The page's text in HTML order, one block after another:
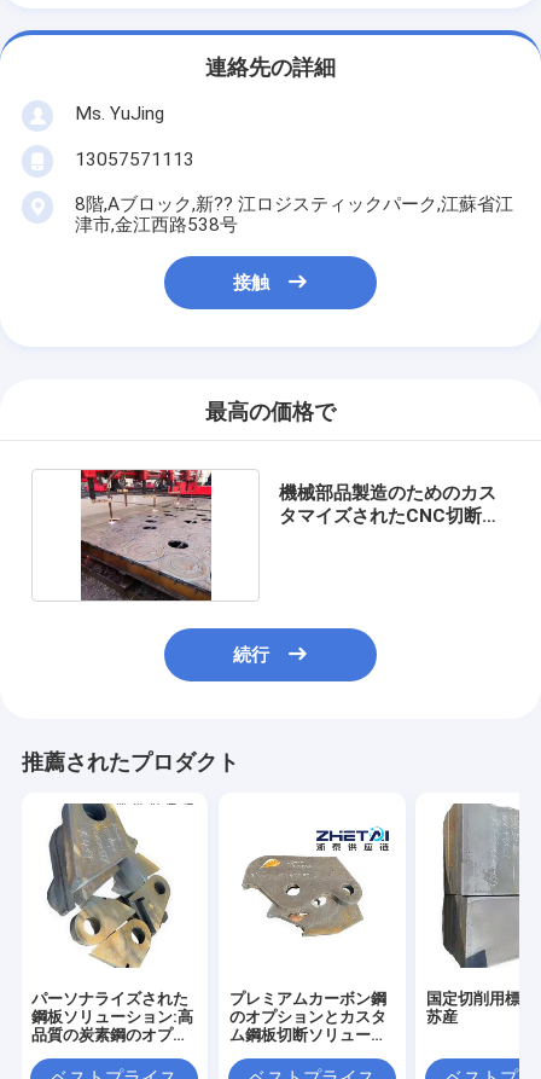
連絡先の詳細
Ms. YuJing
13057571113
8階,Aブロック,新?? 江ロジスティックパーク,江蘇省江
津市,金江西路538号
接触
最高の価格で
機械部品製造のためのカス
タマイズされたCNC切断サ
続行
推薦されたプロダクト
パーソナライズされた
鋼板ソリューション:高
品質の炭素鋼のオプシ
プレミアムカーボン鋼
のオプションとカスタ
ム鋼板切断ソリューシ
国定切削用標準
苏産